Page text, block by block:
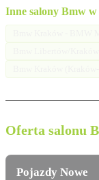
Inne salony Bmw w
Oferta salonu
Pojazdy Nowe